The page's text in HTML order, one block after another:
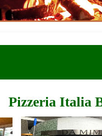
Pizzeria Italia